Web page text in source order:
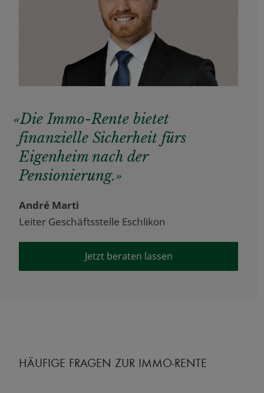
«Die Immo-Rente bietet
finanzielle Sicherheit fürs
Eigenheim nach der
Pensionierung.»
André Marti
Leiter Geschäftsstelle Eschlikon
Jetzt beraten lassen
HÄUFIGE FRAGEN ZUR IMMO-RENTE